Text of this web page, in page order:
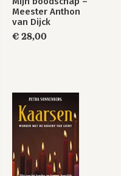
Meester Anthon
van Dijck
€ 28,00